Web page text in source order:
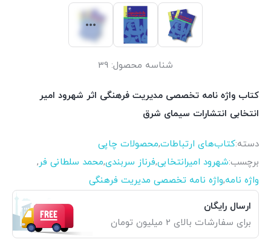
شناسه محصول: 39
کتاب واژه نامه تخصصی مدیریت فرهنگی اثر شهرود امیر
انتخابی انتشارات سیمای شرق
دسته:کتاب‌های ارتباطات,محصولات چاپی
برچسب:شهرود امیرانتخابی,فرناز سربندی,محمد سلطانی فر,
واژه نامه,واژه نامه تخصصی مدیریت فرهنگی
ارسال رایگان
برای سفارشات بالای 2 میلیون تومان